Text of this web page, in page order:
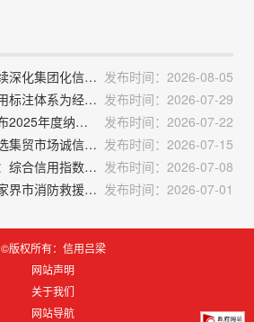
1.信用中国：江苏：持续深化集团化信用共建合作 推动大企业加强税务合规管理 发布时间：2026-08-05
2.信用中国：河北：信用标注体系为经营主体精准画像 赋能差异化监管 发布时间：2026-07-29
3.信用中国：湖南：发布2025年度纳税缴费信用评价结果
发布时间：2026-07-22
4.信用中国：河北：入选集贸市场诚信计量分级分类监管试点 发布时间：2026-07-15
5.信用中国：江苏江阴：综合信用指数创年度新高 发布时间：2026-07-08
6.信用中国：湖南省张家界市消防救援局：精准宣教强根基 信用赋能保平安 发布时间：2026-07-01
©版权所有：信用吕梁
网站声明
关于我们
网站导航